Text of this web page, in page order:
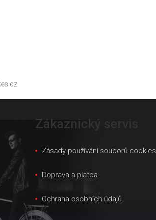
Zákaznický servis
Zásady používání souborů cookies
Doprava a platba
Ochrana osobních údajů